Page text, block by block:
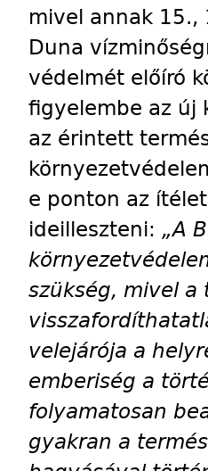
mivel annak 15.,
Duna
védelmét előíró
figyelembe az új
az érintett
e ponton az
ideilleszteni: „A
szükség, mivel
velejárója a
emberiség a
folyamatosan
gyakran a